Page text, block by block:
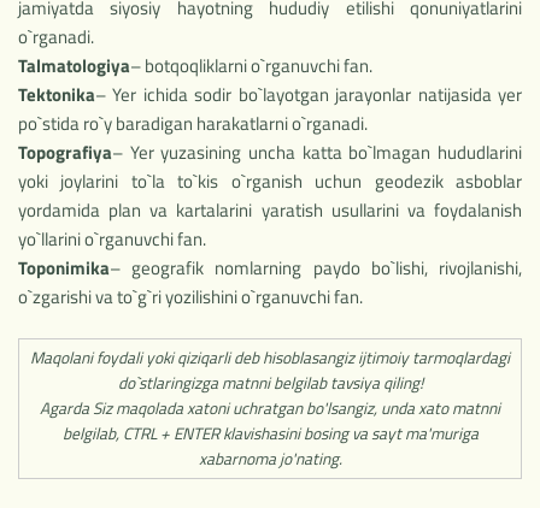
jamiyatda siyosiy hayotning hududiy etilishi qonuniyatlarini
o`rganadi.
Talmatologiya– botqoqliklarni o`rganuvchi fan.
Tektonika– Yer ichida sodir bo`layotgan jarayonlar natijasida yer
po`stida ro`y baradigan harakatlarni o`rganadi.
Topografiya– Yer yuzasining uncha katta bo`lmagan hududlarini
yoki joylarini to`la to`kis o`rganish uchun geodezik asboblar
yordamida plan va kartalarini yaratish usullarini va foydalanish
yo`llarini o`rganuvchi fan.
Toponimika– geografik nomlarning paydo bo`lishi, rivojlanishi,
o`zgarishi va to`g`ri yozilishini o`rganuvchi fan.
Maqolani foydali yoki qiziqarli deb hisoblasangiz ijtimoiy tarmoqlardagi
do`stlaringizga matnni belgilab tavsiya qiling!
Agarda Siz maqolada xatoni uchratgan bo'lsangiz, unda xato matnni
belgilab, CTRL + ENTER klavishasini bosing va sayt ma'muriga
xabarnoma jo'nating.